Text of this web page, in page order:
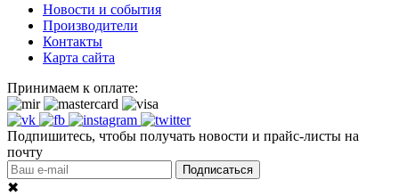
Новости и события
Производители
Контакты
Карта сайта
Принимаем к оплате:
Подпишитесь, чтобы получать новости и прайс-листы на
почту
Подписаться
✖